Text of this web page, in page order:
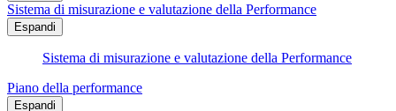
Sistema di misurazione e valutazione della Performance
Espandi
Sistema di misurazione e valutazione della Performance
Piano della performance
Espandi